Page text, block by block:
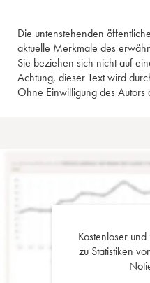
Die untenstehenden
aktuelle Merkmale des
Sie beziehen sich nicht auf
Achtung, dieser Text wird
Ohne Einwilligung des
Kostenloser
zu Statistiken